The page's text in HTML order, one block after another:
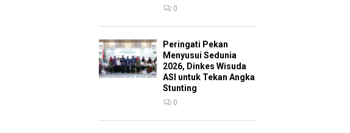
0
Peringati Pekan
Menyusui Sedunia
2026, Dinkes Wisuda
ASI untuk Tekan Angka
Stunting
0